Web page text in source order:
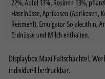
22%, Äpfel 13%, Rosinen 13%,
Haselnüsse, Aprikosen (Aprikosen,
Reismehl), Emulgator Sojalecithin,
Erdnüsse und Milch enthalten.
Displaybox Maxi Faltschachtel.
individuell bedruckbar.
Nur essenzielle
Essenzielle Cookies ermöglichen
einwandfreie Funktion der Website